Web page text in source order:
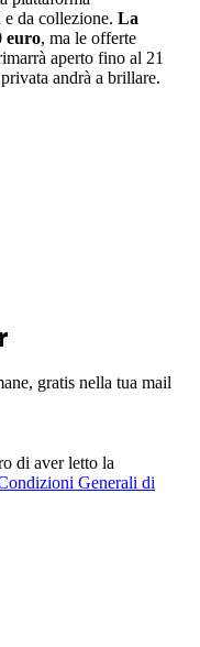
da collezione. La
euro, ma le offerte
aperto fino al 21
andrà a brillare.
gratis nella tua mail
di aver letto la
Generali di